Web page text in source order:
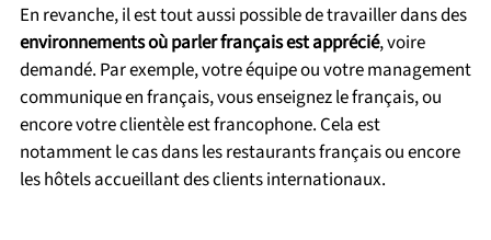
En revanche, il est tout aussi possible de travailler dans des
environnements où parler français est apprécié, voire
demandé. Par exemple, votre équipe ou votre management
communique en français, vous enseignez le français, ou
encore votre clientèle est francophone. Cela est
notamment le cas dans les restaurants français ou encore
les hôtels accueillant des clients internationaux.